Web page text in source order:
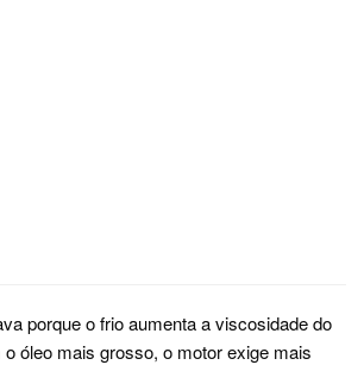
porque o frio aumenta a viscosidade do
óleo mais grosso, o motor exige mais